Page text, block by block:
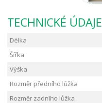
TECHNICKÉ ÚDAJE
Délka
Šířka
Výška
Rozměr předního lůžka
Rozměr zadního lůžka